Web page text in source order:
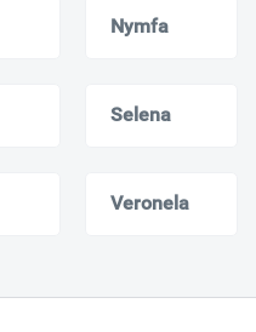
Nymfa
Selena
Veronela